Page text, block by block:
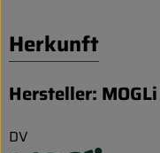
Herkunft
Hersteller:
DV